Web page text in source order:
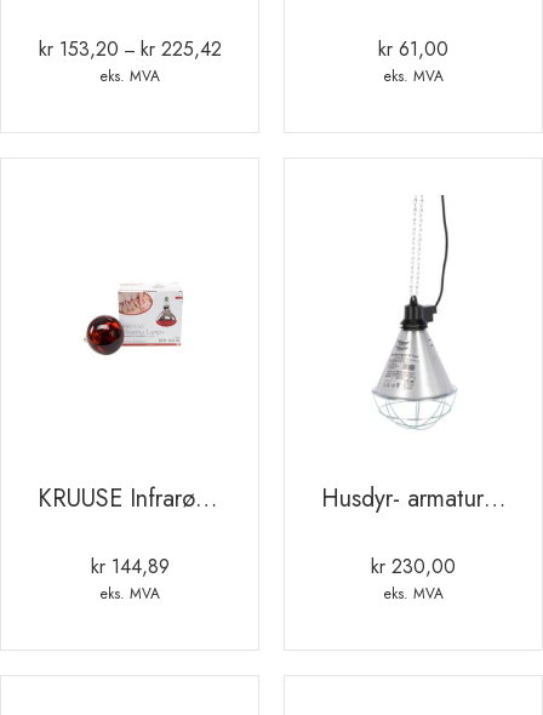
kr153,20 – kr225,42Prisområde:
kr 225,42
eks. MVA
kr 61,00
eks. MVA
KRUUSE Infrarød varmepære. 100W. rød. 2 stk
kr144,89
eks. MVA
Husdyr- armatur m/sparebryter. 5m ledning
kr 230,00
eks. MVA